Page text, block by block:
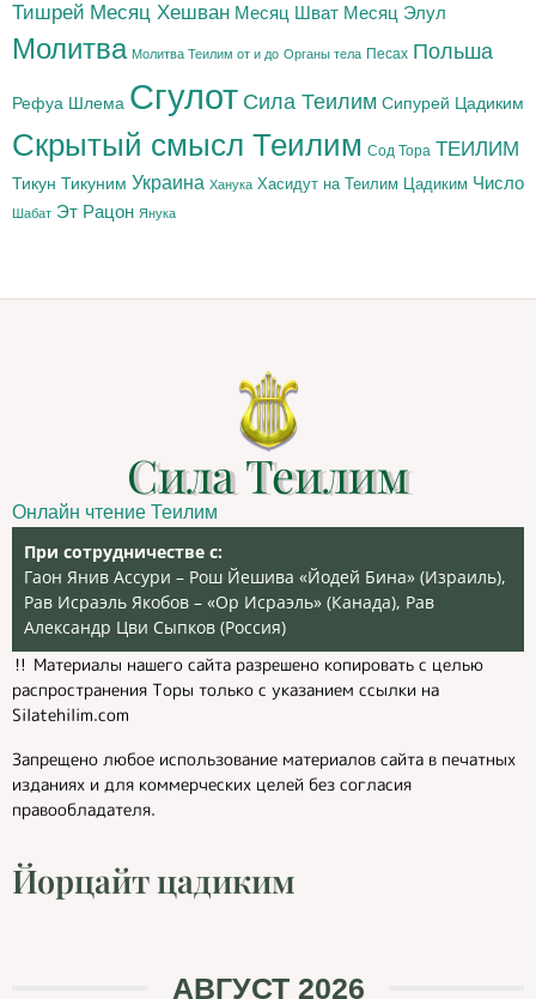
Тишрей Месяц Хешван Месяц Шват Месяц Элул
Молитва Молитва Теилим от и до Органы тела Песах Польша
Рефуа Шлема Сгулот Сила Теилим Сипурей Цадиким
Скрытый смысл Теилим Сод Тора ТЕИЛИМ
Тикун Тикуним Украина Ханука Хасидут на Теилим Цадиким Число
Шабат Эт Рацон Янука
Сила Теилим
Онлайн чтение Теилим
При сотрудничестве с:
Гаон Янив Ассури – Рош Йешива «Йодей Бина» (Израиль),
Рав Исраэль Якобов – «Ор Исраэль» (Канада), Рав
Александр Цви Сыпков (Россия)
‼️ Материалы нашего сайта разрешено копировать с целью
распространения Торы только с указанием ссылки на
Silatehilim.com
Запрещено любое использование материалов сайта в печатных
изданиях и для коммерческих целей без согласия
правообладателя.
Йорцайт цадиким
АВГУСТ 2026